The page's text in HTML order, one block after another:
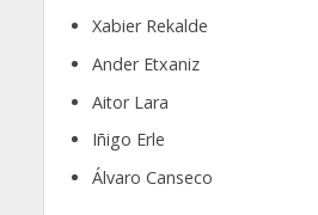
Xabier Rekalde
Ander Etxaniz
Aitor Lara
Iñigo Erle
Álvaro Canseco